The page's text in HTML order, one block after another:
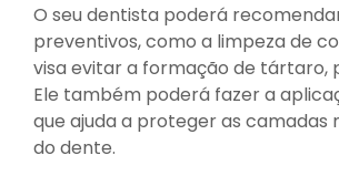
O seu dentista poderá
preventivos, como a limpeza de
visa evitar a formação de tártaro,
Ele também poderá fazer a
que ajuda a proteger as camadas
do dente.